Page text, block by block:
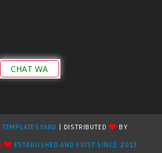
CHAT WA
TEMPLATESYARD | DISTRIBUTED
BY
ESTABLISHED AND EXIST SINCE 2013